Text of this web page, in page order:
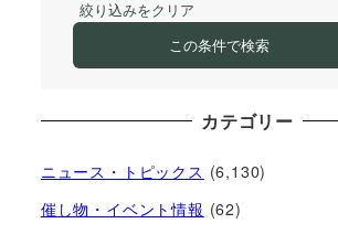
絞り込みをクリア
この条件で検索
カテゴリー
ニュース・トピックス (6,130)
催し物・イベント情報 (62)